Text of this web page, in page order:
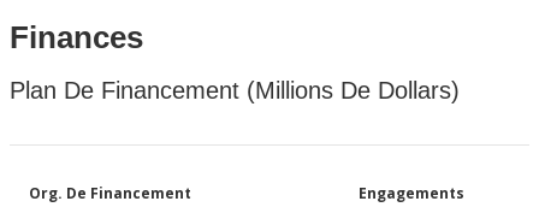
Finances
Plan De Financement (Millions De Dollars)
Org. De Financement Engagements